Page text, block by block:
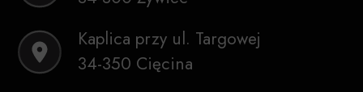
Kaplica przy ul. Targowej
34-350 Cięcina